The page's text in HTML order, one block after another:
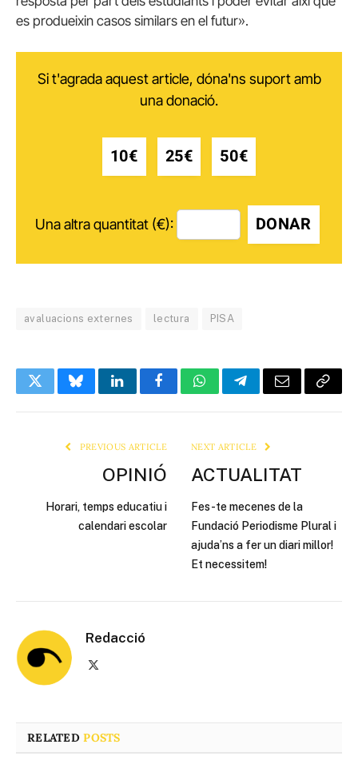
es produeixin casos similars en el futur».
Si t'agrada aquest article, dóna'ns suport amb
una donació.
10€ 25€ 50€
Una altra quantitat (€): DONAR
avaluacions externes lectura PISA
TwitterBlueskyLinkedInFacebookWhatsAppTelegramEmail Copy
PREVIOUS ARTICLE
OPINIÓ
Horari, temps educatiu i
calendari escolar
NEXT ARTICLE
ACTUALITAT
Fes-te mecenes de la
Fundació Periodisme Plural i
ajuda’ns a fer un diari millor!
Et necessitem!
Redacció
RELATEDPOSTS